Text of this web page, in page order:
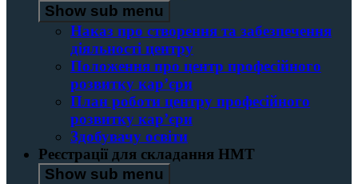
Show sub menu
Наказ про створення та забезпечення
діяльності центру
Положення про центр професійного
розвитку кар’єри
План роботи центру професійного
розвитку кар’єри
Здобувачу освіти
Реєстрації для складання НМТ
Show sub menu